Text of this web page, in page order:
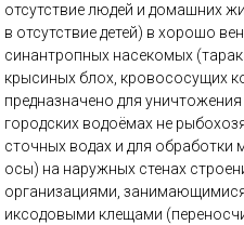
отсутствие людей и домашних
в отсутствие детей) в хорошо
синантропных насекомых
крысиных блох, кровососущих
предназначено для
городских водоёмах не
сточных водах и для
осы) на наружных стенах
организациями,
иксодовыми клещами